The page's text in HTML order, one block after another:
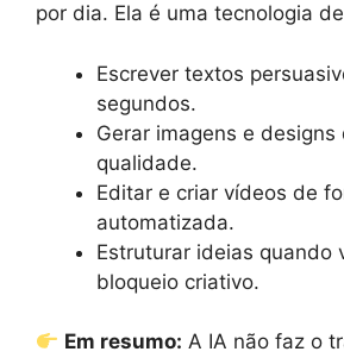
por dia. Ela é uma tecnologia
Escrever textos
segundos.
Gerar imagens e designs
qualidade.
Editar e criar vídeos de
automatizada.
Estruturar ideias quando
bloqueio criativo.
Em resumo: A IA não faz o